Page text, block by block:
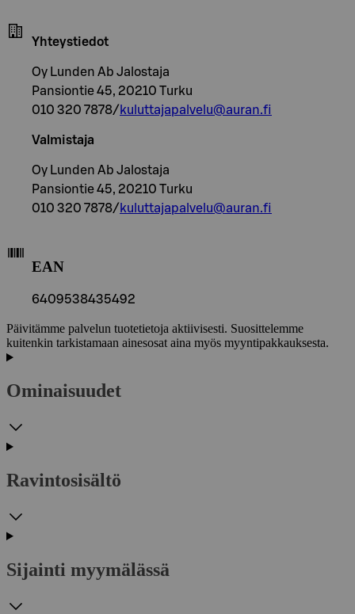
Yhteystiedot
Oy Lunden Ab Jalostaja
Pansiontie 45, 20210 Turku
010 320 7878/kuluttajapalvelu@auran.fi
Valmistaja
Oy Lunden Ab Jalostaja
Pansiontie 45, 20210 Turku
010 320 7878/kuluttajapalvelu@auran.fi
EAN
6409538435492
Päivitämme palvelun tuotetietoja aktiivisesti. Suosittelemme
kuitenkin tarkistamaan ainesosat aina myös myyntipakkauksesta.
Ominaisuudet
Ravintosisältö
Sijainti myymälässä